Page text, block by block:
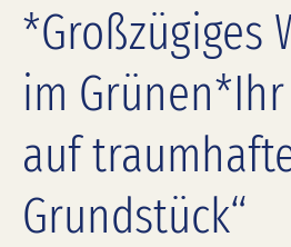
*Großzügiges
im
auf
Grundstück“